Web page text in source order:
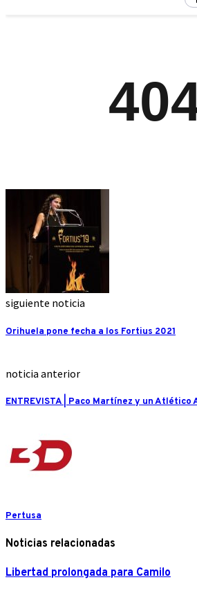
siguiente noticia
Orihuela pone fecha a los Fortius 2021
noticia anterior
ENTREVISTA | Paco Martínez y un
Pertusa
Noticias relacionadas
Libertad prolongada para Camilo